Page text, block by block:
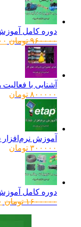
دوره کامل آموزش
۹۶۰۰۰۰ تومانقیمت
آشنایی با فعالیت
۸۰۰۰۰۰ تومان
آموزش نرم‌افزار Etap به صورت تصویری
۳۰۰۰۰۰ تومان
دوره کامل آموزش
۱۶۰۰۰۰۰ تومانقیمت